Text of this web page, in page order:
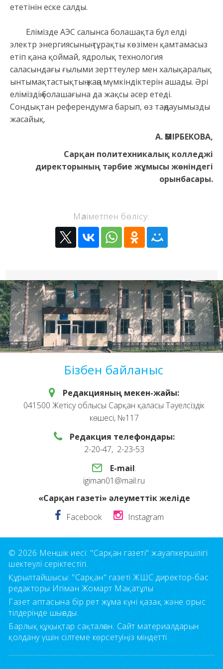
ететінін еске салды.
Елімізде АЭС салынса болашақта бұл елді
электр энергиясының тұрақты көзімен қамтамасыз
етіп қана қоймай, ядролық технология
саласындағы ғылыми зерттеулер мен халықаралық
ынтымақтастықтың жаңа мүмкіндіктерін ашады. Әрі
еліміздің болашағына да жақсы әсер етеді.
Сондықтан референдумға барып, өз таңдауымызды
жасайық.
А. ӨМІРБЕКОВА,
Сарқан политехникалық колледжі
директорының тәрбие жұмысы жөніндегі
орынбасары.
Мәліметпен бөлісу:
Бізбен байланыс
Редакцияның мекен-жайы:
041500 Жетісу облысы Сарқан қаласы Тәуелсіздік
көшесі, №117
Редакция телефондары:
2-20-47, 2-23-53
E-mail:
igiman01@mail.ru
«Сарқан газеті» әлеуметтік желіде
Facebook
Instagram
© 2026 Меншік иесі: "Сарқан газеті" жауапкершілігі
шектеулі серіктестігі.
Құрылтайшысы: "Сарқан" газеті ЖШС директор-бас
редакторы Игіман Жомарт Мақатұлы
Газет аптасына бір рет жұма күні қазақ және орыс
тілдерінде шығады.
Барлық құқықтар сақталған. Сайт материалдарын
қолдану үшін сілтеме көрсетуіңіз міндетті.